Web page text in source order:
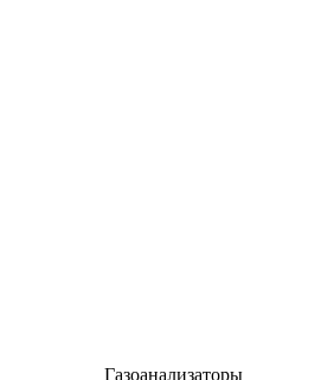
Газоанализаторы